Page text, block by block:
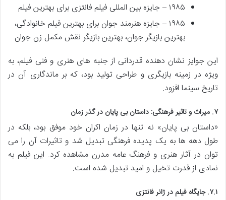
۱۹۸۵ – جایزه بین المللی فیلم فانتزی برای بهترین فیلم
۱۹۸۵ – جایزه هنرمند جوان برای بهترین فیلم خانوادگی،
بهترین بازیگر جوان، بهترین بازیگر نقش مکمل زن جوان
این جوایز نشان دهنده قدردانی از جنبه های هنری و فنی فیلم، به
ویژه در زمینه بازیگری و طراحی تولید بود، که بر ماندگاری آن در
تاریخ سینما افزود.
۷. میراث و تاثیر فرهنگی: داستان بی پایان در گذر زمان
«داستان بی پایان» نه تنها در زمان اکران خود موفق بود، بلکه در
طول دهه ها به یک پدیده فرهنگی تبدیل شد و تاثیرات آن را می
توان در آثار هنری و فرهنگ عامه مدرن مشاهده کرد. این فیلم به
نمادی از قدرت تخیل و امید تبدیل شده است.
۷.۱. جایگاه فیلم در ژانر فانتزی